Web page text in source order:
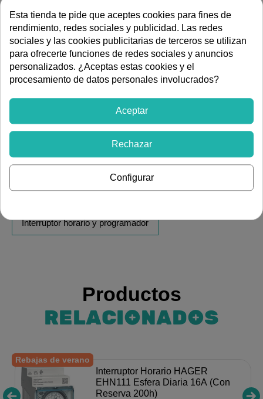
ESPECIFICACIONES TÉCNICAS
Tipo de mecanismo Interruptor horario
DOCUMENTACIÓN
Declaración RoHS
Ver más artículos de
Interruptor horario y programador
Productos
RELACIONADOS
Rebajas de verano
Interruptor Horario HAGER
EHN111 Esfera Diaria 16A (Con
Reserva 200h)
Esta tienda te pide que aceptes cookies para fines de
rendimiento, redes sociales y publicidad. Las redes
sociales y las cookies publicitarias de terceros se utilizan
para ofrecerte funciones de redes sociales y anuncios
personalizados. ¿Aceptas estas cookies y el
procesamiento de datos personales involucrados?
Aceptar
Rechazar
Configurar